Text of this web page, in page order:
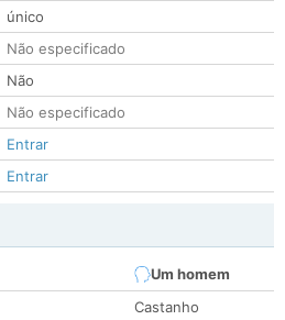
único
Não especificado
Não
Não especificado
Entrar
Entrar
Um homem
Castanho